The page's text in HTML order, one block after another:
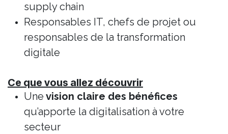
supply chain
Responsables IT, chefs de projet ou
responsables de la transformation
digitale
Ce que vous allez découvrir
Une vision claire des bénéfices
qu’apporte la digitalisation à votre
secteur